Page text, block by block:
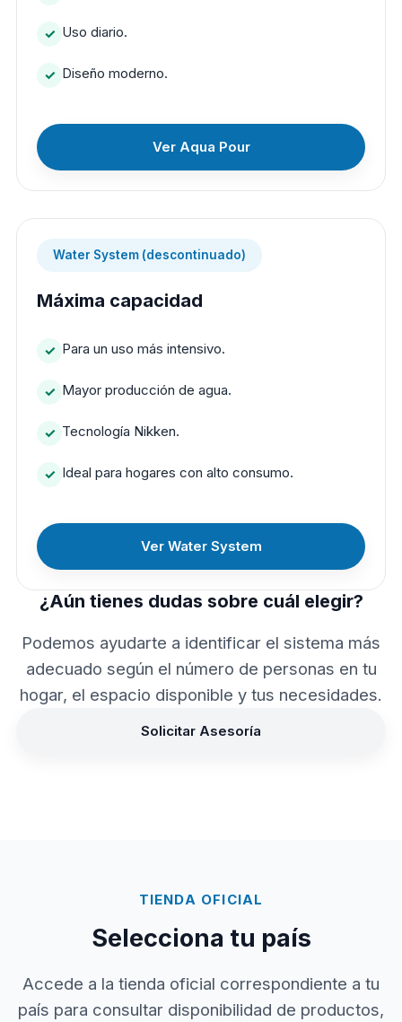
Uso diario.
Diseño moderno.
Ver Aqua Pour
Water System (descontinuado)
Máxima capacidad
Para un uso más intensivo.
Mayor producción de agua.
Tecnología Nikken.
Ideal para hogares con alto consumo.
Ver Water System
¿Aún tienes dudas sobre cuál elegir?
Podemos ayudarte a identificar el sistema más
adecuado según el número de personas en tu
hogar, el espacio disponible y tus necesidades.
Solicitar Asesoría
TIENDA OFICIAL
Selecciona tu país
Accede a la tienda oficial correspondiente a tu
país para consultar disponibilidad de productos,